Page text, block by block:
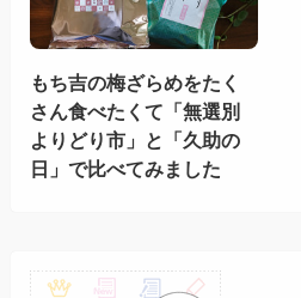
もち吉の梅ざらめをたく
さん食べたくて「無選別
よりどり市」と「久助の
日」で比べてみました